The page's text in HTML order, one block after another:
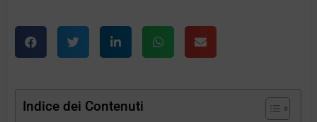
Indice dei Contenuti